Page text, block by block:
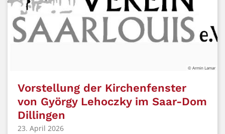
© Armin Lamar
Vorstellung der Kirchenfenster
von György Lehoczky im Saar-Dom
Dillingen
23. April 2026